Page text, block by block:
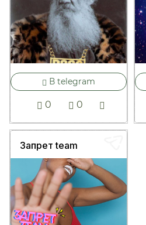
В telegram
0 0
Запрет team